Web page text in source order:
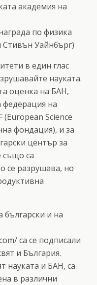
академия на
по физика
Стивън Уайнбърг)
в един глас
науката.
оценка на БАН,
федерация на
(European Science
фондация), и за
център за
също са
се разрушава, но
български и на
са се подписали
и България.
науката и БАН, са
в различни